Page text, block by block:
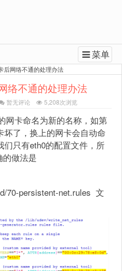
菜单
后网络不通的处理办法
络不通的处理办法
暂无评论 5,208次浏览
网卡命名为新的名称，如第
坏了，换上的网卡会自动命
们只有eth0的配置文件，所
做法是
70-persistent-net.rules 文